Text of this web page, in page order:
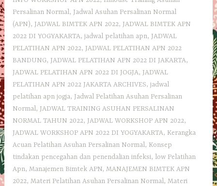
Persalinan Normal, Jadwal Asuhan Persalinan Normal
(APN), JADWAL BIMTEK APN 2022, JADWAL BIMTEK APN
2022 DI YOGYAKARTA,jadwal pelatihan apn, JADWAL
PELATIHAN APN 2022, JADWAL PELATIHAN APN 2022
BANDUNG, JADWAL PELATIHAN APN 2022 DI JAKARTA,
JADWAL PELATIHAN APN 2022 DI JOGJA, JADWAL
PELATIHAN APN 2022 JAKARTA ARCHIVES,jadwal
pelatihan apn jogja, Jadwal Pelatihan Asuhan Persalinan
Normal, JADWAL TRAINING ASUHAN PERSALINAN
NORMAL TAHUN 2022, JADWAL WORKSHOP APN 2022,
JADWAL WORKSHOP APN 2022 DI YOGYAKARTA, Kerangka
Acuan Pelatihan Asuhan Persalinan Normal, Konsep
tindakan pencegahan dan penendalian infeksi, low Pelatihan
Apn,Manajemen Bimtek APN,MANAJEMEN BIMTEK APN
2022,Materi Pelatihan Asuhan Persalinan Normal,Materi